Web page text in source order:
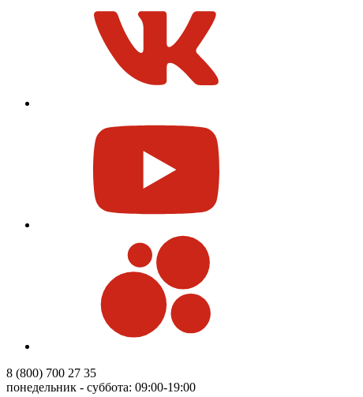
8 (800) 700 27 35
понедельник - суббота: 09:00-19:00